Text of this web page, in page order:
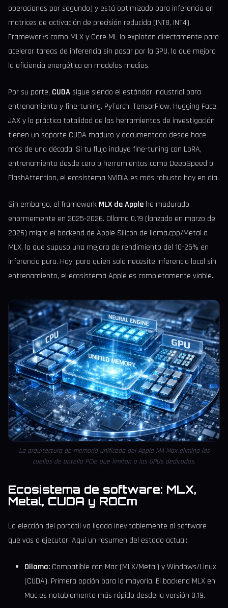
operaciones por segundo) y está optimizado para inferencia en
matrices de activación de precisión reducida (INT8, INT4).
Frameworks como MLX y Core ML lo explotan directamente para
acelerar tareas de inferencia sin pasar por la GPU, lo que mejora
la eficiencia energética en modelos medios.
Por su parte, CUDAsigue siendo el estándar industrial para
entrenamiento y fine-tuning. PyTorch, TensorFlow, Hugging Face,
JAX y la práctica totalidad de las herramientas de investigación
tienen un soporte CUDA maduro y documentado desde hace
más de una década. Si tu flujo incluye fine-tuning con LoRA,
entrenamiento desde cero o herramientas como DeepSpeed o
FlashAttention, el ecosistema NVIDIA es más robusto hoy en día.
Sin embargo, el framework MLX de Apple ha madurado
enormemente en 2025-2026. Ollama 0.19 (lanzado en marzo de
2026) migró el backend de Apple Silicon de llama.cpp/Metal a
MLX, lo que supuso una mejora de rendimiento del 10-25% en
inferencia pura. Hoy, para quien solo necesite inferencia local sin
entrenamiento, el ecosistema Apple es completamente viable.
La arquitectura de memoria unificada del Apple M4 Max elimina los
cuellos de botella PCIe que limitan a las GPUs dedicadas.
Ecosistema de software: MLX,
Metal, CUDA y ROCm
La elección del portátil va ligada inevitablemente al software
que vas a ejecutar. Aquí un resumen del estado actual:
Ollama: Compatible con Mac (MLX/Metal) y Windows/Linux
(CUDA). Primera opción para la mayoría. El backend MLX en
Mac es notablemente más rápido desde la versión 0.19.